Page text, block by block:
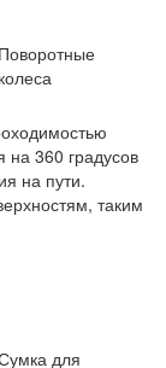
Поворотные
колеса
360 градусов
на пути.
таким
для